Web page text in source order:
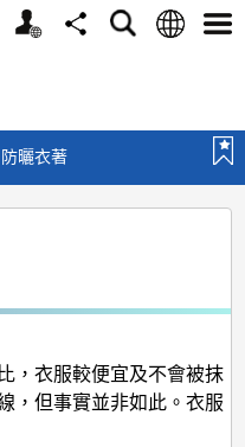
個
分
搜
語
選
曬衣著
，衣服較便宜及不會被抹
，但事實並非如此。衣服